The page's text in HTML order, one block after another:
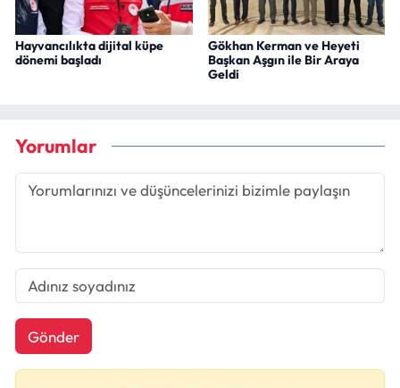
Hayvancılıkta dijital küpe
dönemi başladı
Gökhan Kerman ve Heyeti
Başkan Aşgın ile Bir Araya
Geldi
Yorumlar
Gönder